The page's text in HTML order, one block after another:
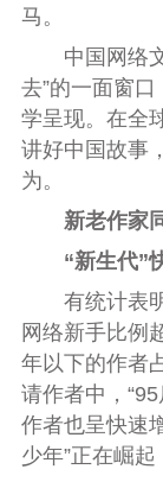
马。
中国网络文
去”的一面窗
学呈现。在全
讲好中国故事
为。
新老作家同
“新生代”
有统计表明
网络新手比例
年以下的作者
请作者中，“95
作者也呈快速
少年”正在崛